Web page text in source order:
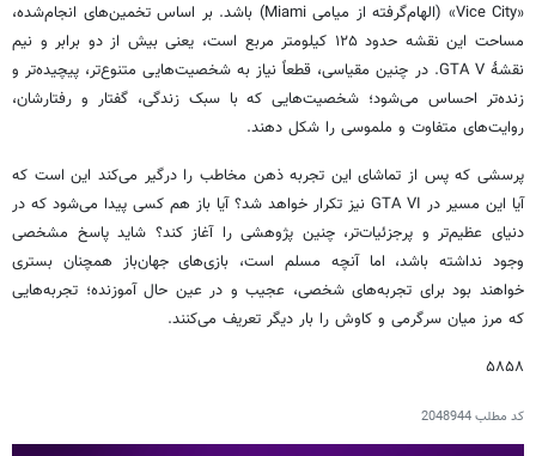
«Vice City» (الهام‌گرفته از میامی Miami) باشد. بر اساس تخمین‌های انجام‌شده،
مساحت این نقشه حدود ۱۲۵ کیلومتر مربع است، یعنی بیش از دو برابر و نیم
نقشهٔ GTA V. در چنین مقیاسی، قطعاً نیاز به شخصیت‌هایی متنوع‌تر، پیچیده‌تر و
زنده‌تر احساس می‌شود؛ شخصیت‌هایی که با سبک زندگی، گفتار و رفتارشان،
روایت‌های متفاوت و ملموسی را شکل دهند.
پرسشی که پس از تماشای این تجربه ذهن مخاطب را درگیر می‌کند این است که
آیا این مسیر در GTA VI نیز تکرار خواهد شد؟ آیا باز هم کسی پیدا می‌شود که در
دنیای عظیم‌تر و پرجزئیات‌تر، چنین پژوهشی را آغاز کند؟ شاید پاسخ مشخصی
وجود نداشته باشد، اما آنچه مسلم است، بازی‌های جهان‌باز همچنان بستری
خواهند بود برای تجربه‌های شخصی، عجیب و در عین حال آموزنده؛ تجربه‌هایی
که مرز میان سرگرمی و کاوش را بار دیگر تعریف می‌کنند.
۵۸۵۸
کد مطلب2048944